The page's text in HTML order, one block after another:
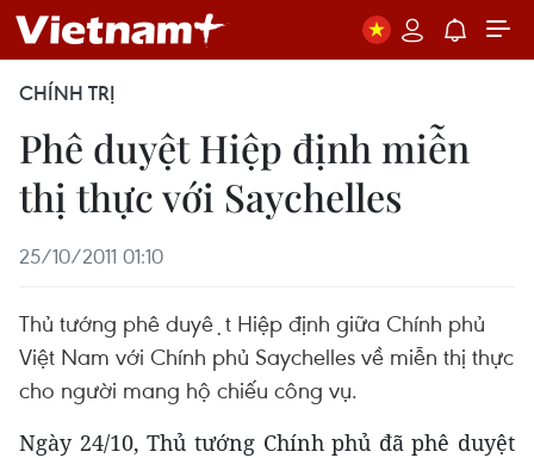
CHÍNH TRỊ
Phê duyệt Hiệp định miễn
thị thực với Saychelles
25/10/2011 01:10
Thủ tướng phê duyệt Hiệp định giữa Chính phủ
Việt Nam với Chính phủ Saychelles về miễn thị thực
cho người mang hộ chiếu công vụ.
Ngày 24/10, Thủ tướng Chính phủ đã phê duyệt